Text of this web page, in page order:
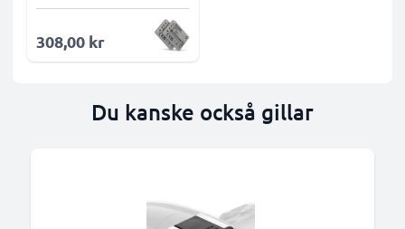
308,00 kr
Du kanske också gillar